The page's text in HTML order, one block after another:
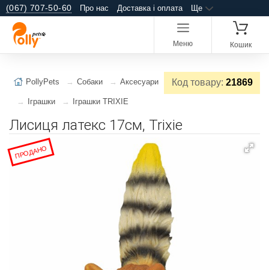
(067) 707-50-60 Про нас Доставка і оплата Ще
Меню Кошик
Код товару: 21869
PollyPets Собаки Аксесуари
Іграшки Іграшки TRIXIE
Лисиця латекс 17см, Trixie
ПРОДАНО